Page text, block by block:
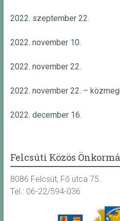
2022. szeptember 22.
2022. november 10.
2022. november 22.
2022. november 22. –
2022. december 16.
Felcsúti Közös
8086 Felcsút, Fő utca 75.
Tel.: 06-22/594-036